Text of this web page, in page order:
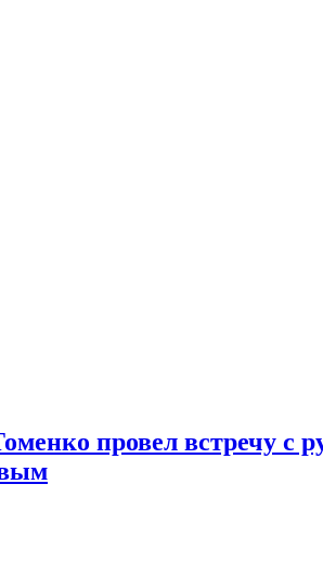
провел встречу с